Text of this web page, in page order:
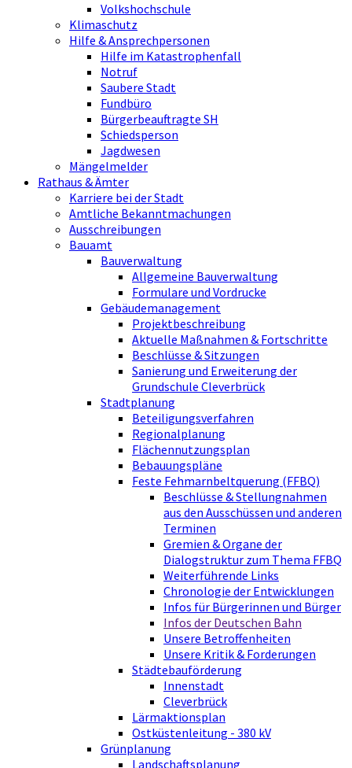
Volkshochschule
Klimaschutz
Hilfe & Ansprechpersonen
Hilfe im Katastrophenfall
Notruf
Saubere Stadt
Fundbüro
Bürgerbeauftragte SH
Schiedsperson
Jagdwesen
Mängelmelder
Rathaus & Ämter
Karriere bei der Stadt
Amtliche Bekanntmachungen
Ausschreibungen
Bauamt
Bauverwaltung
Allgemeine Bauverwaltung
Formulare und Vordrucke
Gebäudemanagement
Projektbeschreibung
Aktuelle Maßnahmen & Fortschritte
Beschlüsse & Sitzungen
Sanierung und Erweiterung der
Grundschule Cleverbrück
Stadtplanung
Beteiligungsverfahren
Regionalplanung
Flächennutzungsplan
Bebauungspläne
Feste Fehmarnbeltquerung (FFBQ)
Beschlüsse & Stellungnahmen
aus den Ausschüssen und anderen
Terminen
Gremien & Organe der
Dialogstruktur zum Thema FFBQ
Weiterführende Links
Chronologie der Entwicklungen
Infos für Bürgerinnen und Bürger
Infos der Deutschen Bahn
Unsere Betroffenheiten
Unsere Kritik & Forderungen
Städtebauförderung
Innenstadt
Cleverbrück
Lärmaktionsplan
Ostküstenleitung - 380 kV
Grünplanung
Landschaftsplanung